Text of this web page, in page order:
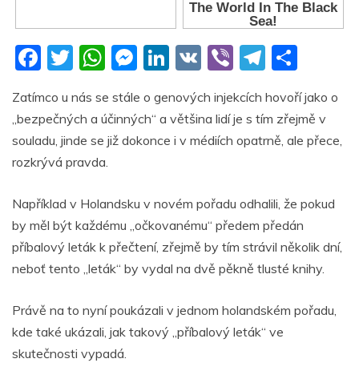
F
c
e
b
o
k
T
itt
er
W
at
s
A
p
M
ss
e
er
Li
k
e
V
Vi
er
T
e
gr
h
ar
e
Zatímco u nás se stále o genových injekcích hovoří jako o
„bezpečných a účinných“ a většina lidí je s tím zřejmě v
souladu, jinde se již dokonce i v médiích opatrně, ale přece,
rozkrývá pravda.
Například v Holandsku v novém pořadu odhalili, že pokud
by měl být každému „očkovanému“ předem předán
příbalový leták k přečtení, zřejmě by tím strávil několik dní,
neboť tento „leták“ by vydal na dvě pěkně tlusté knihy.
Právě na to nyní poukázali v jednom holandském pořadu,
kde také ukázali, jak takový „příbalový leták“ ve
skutečnosti vypadá.